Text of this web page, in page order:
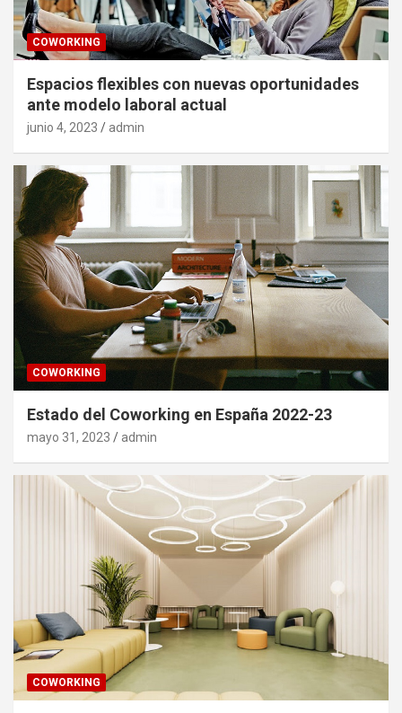
COWORKING
Espacios flexibles con nuevas oportunidades
ante modelo laboral actual
junio 4, 2023 admin
COWORKING
Estado del Coworking en España 2022-23
mayo 31, 2023 admin
COWORKING